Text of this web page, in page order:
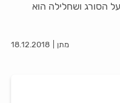
הסורג ושחלילה הוא
מתן 18.12.2018